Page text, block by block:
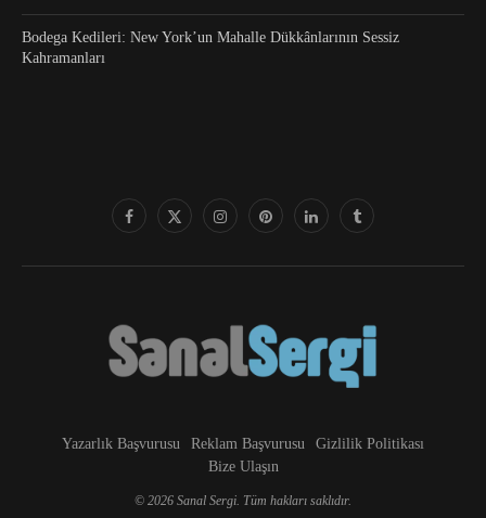
Bodega Kedileri: New York’un Mahalle Dükkânlarının Sessiz
Kahramanları
Yazarlık Başvurusu Reklam Başvurusu
Gizlilik Politikası
Bize Ulaşın
© 2026 Sanal Sergi. Tüm hakları saklıdır.